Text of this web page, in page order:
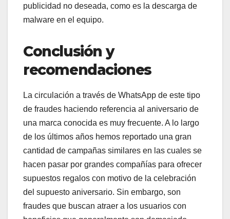
publicidad no deseada, como es la descarga de
malware en el equipo.
Conclusión y
recomendaciones
La circulación a través de WhatsApp de este tipo
de fraudes haciendo referencia al aniversario de
una marca conocida es muy frecuente. A lo largo
de los últimos años hemos reportado una gran
cantidad de campañas similares en las cuales se
hacen pasar por grandes compañías para ofrecer
supuestos regalos con motivo de la celebración
del supuesto aniversario. Sin embargo, son
fraudes que buscan atraer a los usuarios con